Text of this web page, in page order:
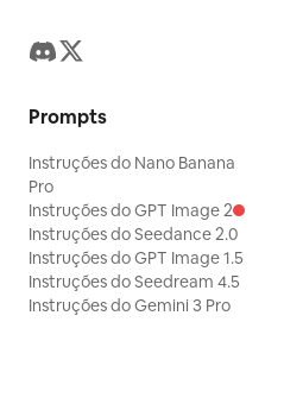
Prompts
Instruções do Nano Banana
Pro
Instruções do GPT Image 2
Instruções do Seedance 2.0
Instruções do GPT Image 1.5
Instruções do Seedream 4.5
Instruções do Gemini 3 Pro